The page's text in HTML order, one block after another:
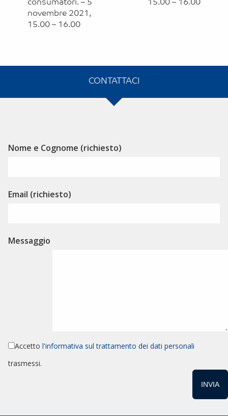
novembre 2021,
15.00 – 16.00
CONTATTACI
Nome e Cognome (richiesto)
Email (richiesto)
Messaggio
Accetto l'informativa sul trattamento dei dati personali
trasmessi.
Alternative: